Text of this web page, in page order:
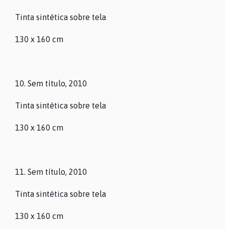
Tinta sintética sobre tela
130 x 160 cm
10. Sem título, 2010
Tinta sintética sobre tela
130 x 160 cm
11. Sem título, 2010
Tinta sintética sobre tela
130 x 160 cm